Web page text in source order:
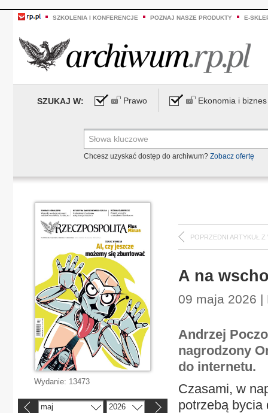
SZKOLENIA I KONFERENCJE POZNAJ NASZE PRODUKTY E-
SZUKAJ W: Prawo Ekonomia i biznes
Chcesz uzyskać dostęp do archiwum? Zobacz ofertę
POPRZEDNI ARTYKUŁ Z
A na
09 maja 2026 |
Andrzej
nagrodzony
do internetu.
Czasami, w
potrzebą bycia
Wydanie: 13473
maj 2026